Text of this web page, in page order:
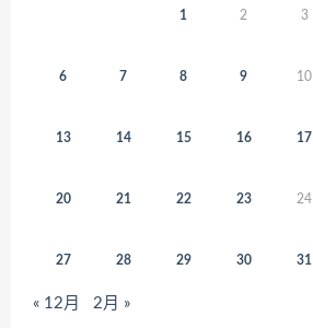
1 2 3
6 7 8 9 10
13 14 15 16 17
20 21 22 23 24
27 28 29 30 31
« 12月 2月 »